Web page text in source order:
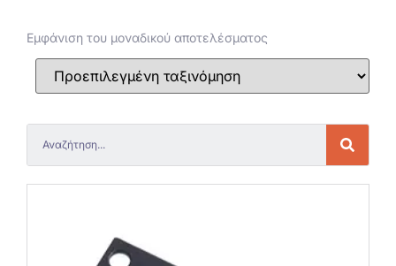
Εμφάνιση του μοναδικού αποτελέσματος